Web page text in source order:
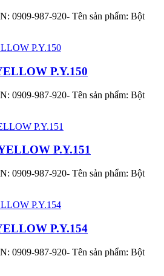
987-920- Tên sản phẩm: Bột
P.Y.150
987-920- Tên sản phẩm: Bột
P.Y.151
987-920- Tên sản phẩm: Bột
P.Y.154
987-920- Tên sản phẩm: Bột